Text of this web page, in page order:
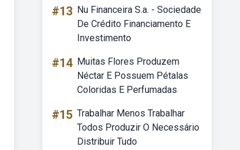
#13 Nu Financeira S.a. - Sociedade
De Crédito Financiamento E
Investimento
#14 Muitas Flores Produzem
Néctar E Possuem Pétalas
Coloridas E Perfumadas
#15 Trabalhar Menos Trabalhar
Todos Produzir O Necessário
Distribuir Tudo